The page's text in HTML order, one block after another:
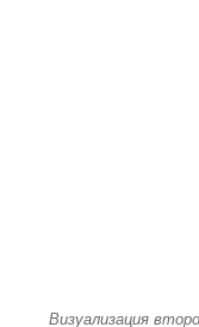
Визуализация